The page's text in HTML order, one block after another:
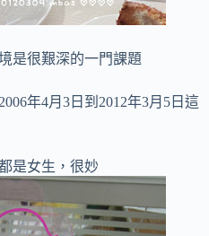
是很艱深的一門課題
年4月3日到2012年3月5日這
是女生，很妙